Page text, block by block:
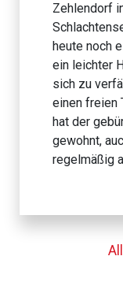
Zehlendorf
heute noch
ein leichter
sich zu
einen freien
hat der
gewohnt,
regelmäßig